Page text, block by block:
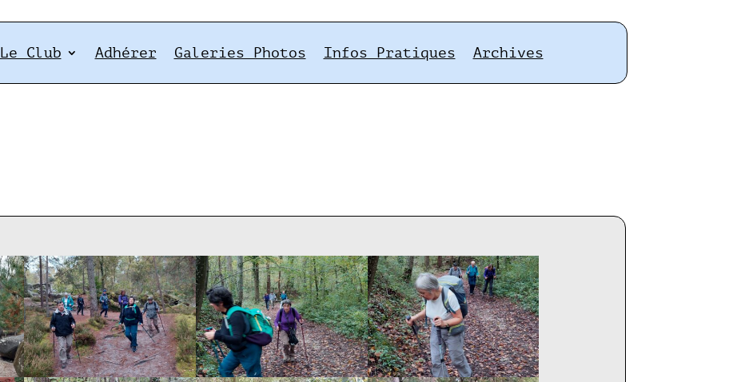
Le Club Adhérer Galeries Photos Infos Pratiques Archives